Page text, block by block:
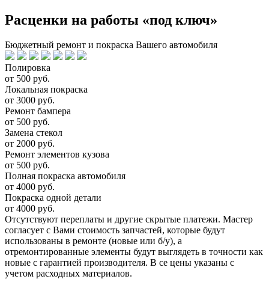
Расценки на работы «под ключ»
Бюджетный ремонт и покраска Вашего автомобиля
Полировка
от 500 руб.
Локальная покраска
от 3000 руб.
Ремонт бампера
от 500 руб.
Замена стекол
от 2000 руб.
Ремонт элементов кузова
от 500 руб.
Полная покраска автомобиля
от 4000 руб.
Покраска одной детали
от 4000 руб.
Отсутствуют переплаты и другие скрытые платежи. Мастер
согласует с Вами стоимость запчастей, которые будут
использованы в ремонте (новые или б/у), а
отремонтированные элементы будут выглядеть в точности как
новые с гарантией производителя. В се цены указаны с
учетом расходных материалов.